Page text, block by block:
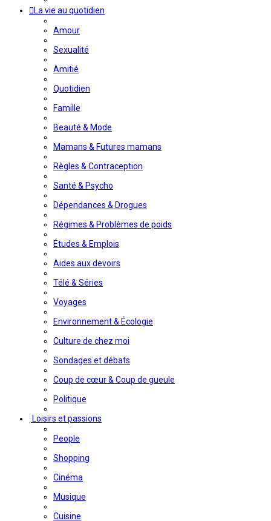
La vie au quotidien
Amour
Sexualité
Amitié
Quotidien
Famille
Beauté & Mode
Mamans & Futures mamans
Règles & Contraception
Santé & Psycho
Dépendances & Drogues
Régimes & Problèmes de poids
Études & Emplois
Aides aux devoirs
Télé & Séries
Voyages
Environnement & Écologie
Culture de chez moi
Sondages et débats
Coup de cœur & Coup de gueule
Politique
Loisirs et passions
People
Shopping
Cinéma
Musique
Cuisine